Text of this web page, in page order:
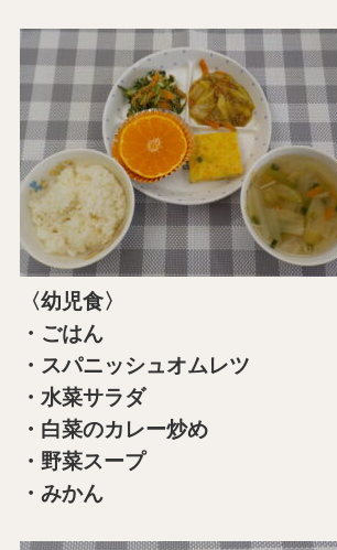
〈幼児食〉
・ごはん
・スパニッシュオムレツ
・水菜サラダ
・白菜のカレー炒め
・野菜スープ
・みかん